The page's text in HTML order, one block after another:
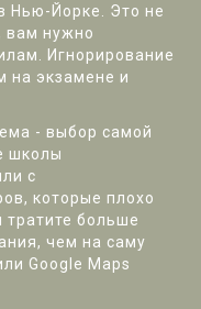
Нью-Йорке. Это не
вам нужно
Игнорирование
на экзамене и
- выбор самой
школы
с
которые плохо
тратите больше
чем на саму
Google Maps